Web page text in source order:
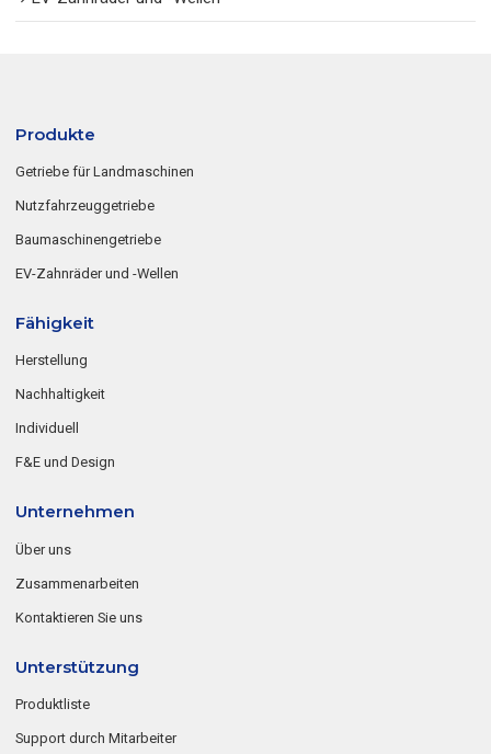
Produkte
Getriebe für Landmaschinen
Nutzfahrzeuggetriebe
Baumaschinengetriebe
EV-Zahnräder und -Wellen
Fähigkeit
Herstellung
Nachhaltigkeit
Individuell
F&E und Design
Unternehmen
Über uns
Zusammenarbeiten
Kontaktieren Sie uns
Unterstützung
Produktliste
Support durch Mitarbeiter